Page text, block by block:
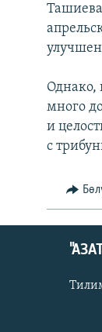
Однако,
много
и
с